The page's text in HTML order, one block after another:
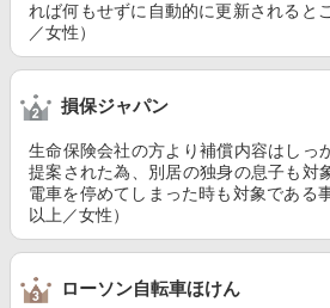
れば何もせずに自動的に更新されると
／女性）
損保ジャパン
生命保険会社の方より補償内容はしっ
提案された為、別居の独身の息子も対
電車を停めてしまった時も対象である
以上／女性）
ローソン自転車ほけん